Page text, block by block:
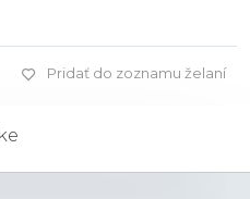
Pridať do zoznamu želaní